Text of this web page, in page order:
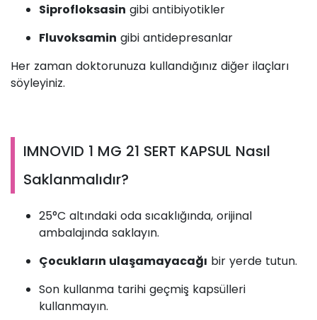
Siprofloksasin gibi antibiyotikler
Fluvoksamin gibi antidepresanlar
Her zaman doktorunuza kullandığınız diğer ilaçları
söyleyiniz.
IMNOVID 1 MG 21 SERT KAPSUL Nasıl
Saklanmalıdır?
25°C altındaki oda sıcaklığında, orijinal
ambalajında saklayın.
Çocukların ulaşamayacağı bir yerde tutun.
Son kullanma tarihi geçmiş kapsülleri
kullanmayın.